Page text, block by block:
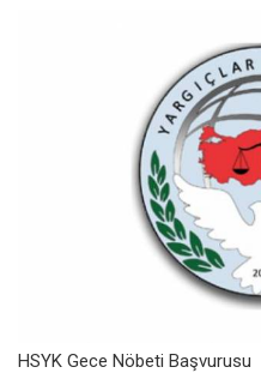
HSYK Gece Nöbeti Başvurusu